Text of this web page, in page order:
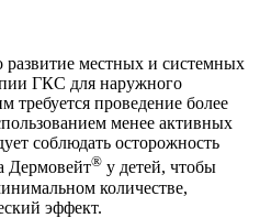
развитие местных и системных
ГКС для наружного
требуется проведение более
менее активных
соблюдать осторожность
Дермовейт® у детей, чтобы
количестве,
эффект.